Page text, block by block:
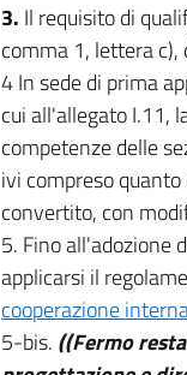
3. Il requisito di
comma 1, lettera
4 In sede di prima
cui all'allegato I.11,
competenze delle
ivi compreso
convertito, con
5. Fino all'adozione
applicarsi il
cooperazione
5-bis. ((Fermo